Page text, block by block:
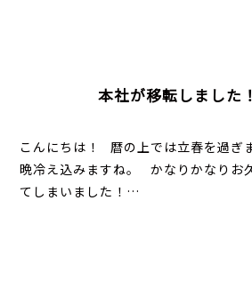
本社が移転しました！
こんにちは！ 暦の上では立春を過ぎ
晩冷え込みますね。 かなりかなりお
てしまいました！…